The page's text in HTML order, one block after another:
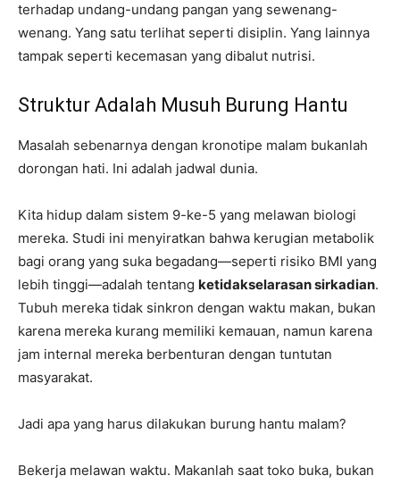
terhadap undang-undang pangan yang sewenang-
wenang. Yang satu terlihat seperti disiplin. Yang lainnya
tampak seperti kecemasan yang dibalut nutrisi.
Struktur Adalah Musuh Burung Hantu
Masalah sebenarnya dengan kronotipe malam bukanlah
dorongan hati. Ini adalah jadwal dunia.
Kita hidup dalam sistem 9-ke-5 yang melawan biologi
mereka. Studi ini menyiratkan bahwa kerugian metabolik
bagi orang yang suka begadang—seperti risiko BMI yang
lebih tinggi—adalah tentang ketidakselarasan sirkadian.
Tubuh mereka tidak sinkron dengan waktu makan, bukan
karena mereka kurang memiliki kemauan, namun karena
jam internal mereka berbenturan dengan tuntutan
masyarakat.
Jadi apa yang harus dilakukan burung hantu malam?
Bekerja melawan waktu. Makanlah saat toko buka, bukan